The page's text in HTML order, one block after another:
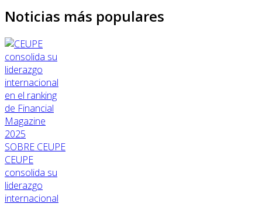
Noticias más populares
SOBRE CEUPE
CEUPE
consolida su
liderazgo
internacional